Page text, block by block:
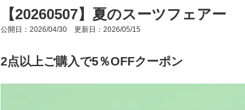
【20260507】夏のスーツフェアー
公開日：2026/04/30 更新日：2026/05/15
2点以上ご購入で5％OFFクーポン